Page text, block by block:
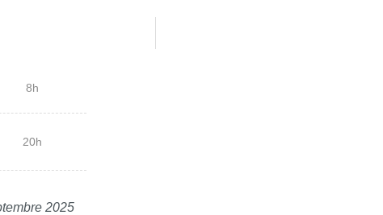
8h
20h
2025